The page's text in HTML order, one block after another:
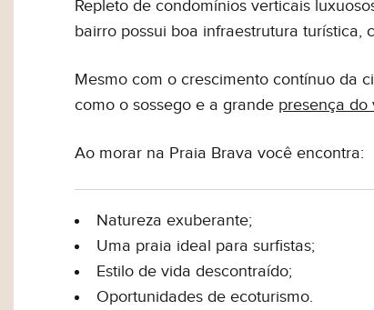
Repleto de condomínios verticais
bairro possui boa infraestrutura turística,
Mesmo com o crescimento contínuo da
como o sossego e a grande presença do
Ao morar na Praia Brava você encontra:
Natureza exuberante;
Uma praia ideal para surfistas;
Estilo de vida descontraído;
Oportunidades de ecoturismo.